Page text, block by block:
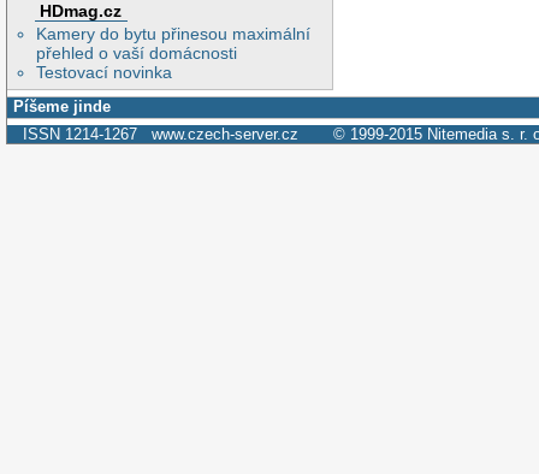
HDmag.cz
Kamery do bytu přinesou maximální
přehled o vaší domácnosti
Testovací novinka
Píšeme jinde
ISSN 1214-1267 www.czech-server.cz © 1999-2015 Nitemedia s. r.